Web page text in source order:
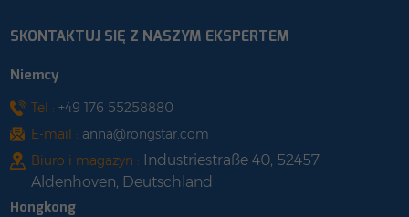
SKONTAKTUJ SIĘ Z NASZYM EKSPERTEM
Niemcy
Tel : +49 176 55258880
E-mail : anna@rongstar.com
Biuro i magazyn :
Industriestraße 40, 52457
Aldenhoven, Deutschland
Hongkong